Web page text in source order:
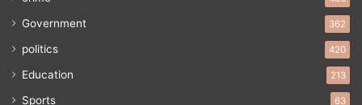
Government 362
politics 420
Education 213
Sports 63